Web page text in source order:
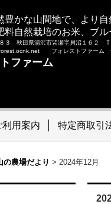
豊かな山間地で、より
料自然栽培のお米、ブ
３ 秋田県湯沢市皆瀬字貝沼１６２
フォレストファー
ファーム
利用案内 特定商取引
の農場だより > 2024年12月